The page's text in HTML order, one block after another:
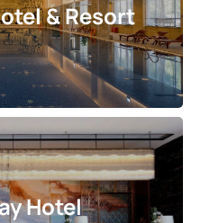
& Resort
Hotel